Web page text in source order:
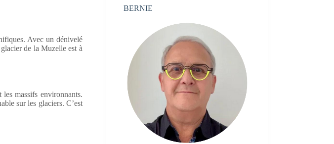
Avec un dénivelé
de la Muzelle est à
les massifs environnants.
sur les glaciers. C’est
BERNIE